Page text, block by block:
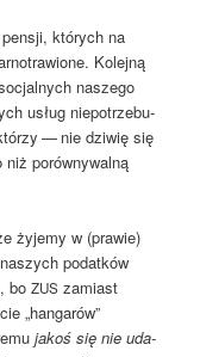
któ­rych na
Kolej­ną
nasze­go
usług nie­po­trze­bu­
— nie dzi­wię się
porów­ny­wal­ną
żyje­my w (pra­wie)
podat­ków
boZUS zamiast
„han­ga­rów”
jakoś się nie uda­